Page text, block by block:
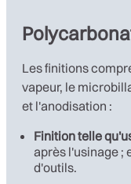
Les finitions
vapeur, le
et l'anodisation :
Finition telle
après l'usinage ;
d'outils.